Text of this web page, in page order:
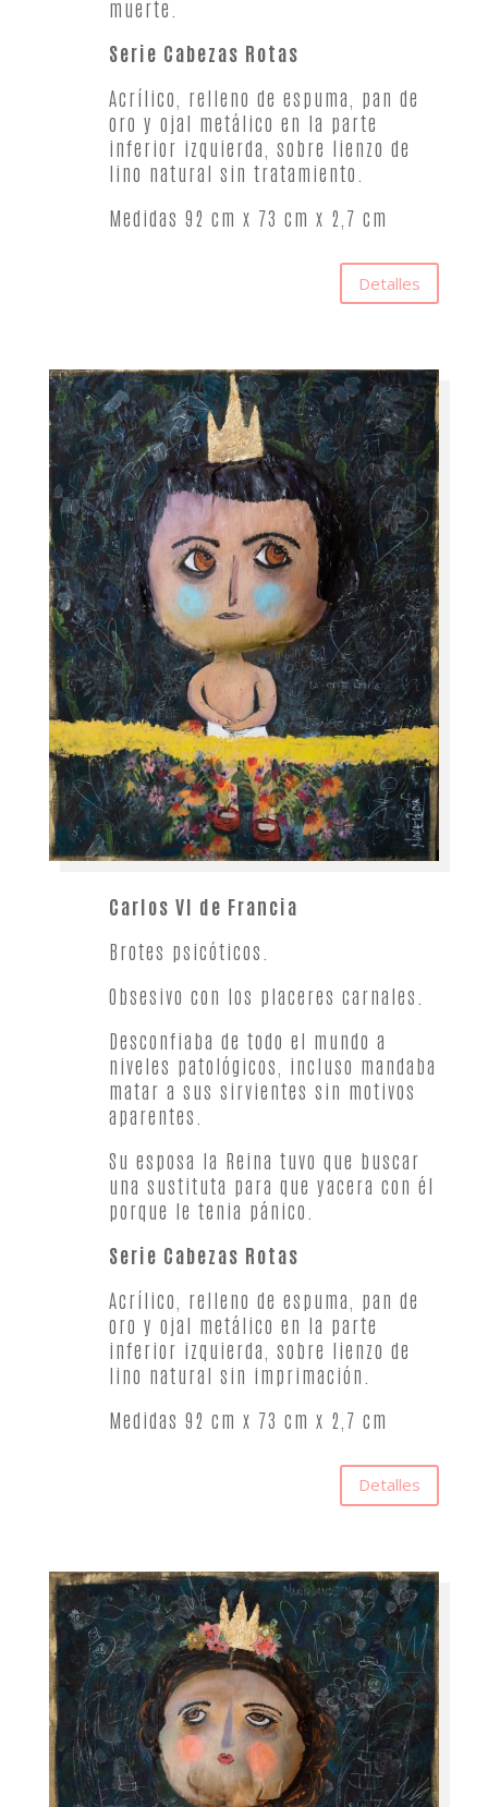
muerte.
Serie Cabezas Rotas
Acrílico, relleno de espuma, pan de
oro y ojal metálico en la parte
inferior izquierda, sobre lienzo de
lino natural sin tratamiento.
Medidas 92 cm x 73 cm x 2,7 cm
Detalles
Carlos VI de Francia
Brotes psicóticos.
Obsesivo con los placeres carnales.
Desconfiaba de todo el mundo a
niveles patológicos, incluso mandaba
matar a sus sirvientes sin motivos
aparentes.
Su esposa la Reina tuvo que buscar
una sustituta para que yacera con él
porque le tenia pánico.
Serie Cabezas Rotas
Acrílico, relleno de espuma, pan de
oro y ojal metálico en la parte
inferior izquierda, sobre lienzo de
lino natural sin imprimación.
Medidas 92 cm x 73 cm x 2,7 cm
Detalles